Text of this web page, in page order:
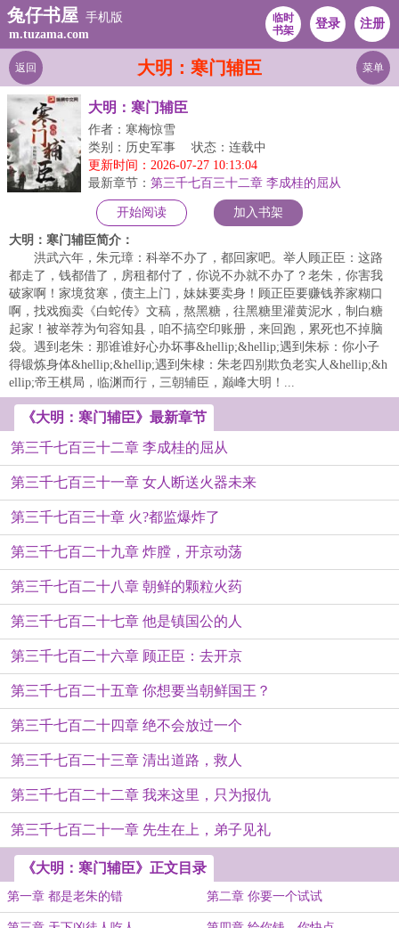
兔仔书屋 手机版
m.tuzama.com
临时
书架
登录 注册
大明：寒门辅臣
返回 菜单
大明：寒门辅臣
作者：寒梅惊雪
类别：历史军事
状态：连载中
更新时间：2026-07-27 10:13:04
最新章节： 第三千七百三十二章 李成桂的屈从
开始阅读 加入书架
大明：寒门辅臣简介：
洪武六年，朱元璋：科举不办了，都回家吧。举人顾正臣：这路
都走了，钱都借了，房租都付了，你说不办就不办了？老朱，你害我
破家啊！家境贫寒，债主上门，妹妹要卖身！顾正臣要赚钱养家糊口
啊，找戏痴卖《白蛇传》文稿，熬黑糖，往黑糖里灌黄泥水，制白糖
起家！被举荐为句容知县，咱不搞空印账册，来回跑，累死也不掉脑
袋。遇到老朱：那谁谁好心办坏事&hellip;&hellip;遇到朱标：你小子
得锻炼身体&hellip;&hellip;遇到朱棣：朱老四别欺负老实人&hellip;&h
ellip;帝王棋局，临渊而行，三朝辅臣，巅峰大明！...
《大明：寒门辅臣》最新章节
第三千七百三十二章 李成桂的屈从
第三千七百三十一章 女人断送火器未来
第三千七百三十章 火?都监爆炸了
第三千七百二十九章 炸膛，开京动荡
第三千七百二十八章 朝鲜的颗粒火药
第三千七百二十七章 他是镇国公的人
第三千七百二十六章 顾正臣：去开京
第三千七百二十五章 你想要当朝鲜国王？
第三千七百二十四章 绝不会放过一个
第三千七百二十三章 清出道路，救人
第三千七百二十二章 我来这里，只为报仇
第三千七百二十一章 先生在上，弟子见礼
《大明：寒门辅臣》正文目录
第一章 都是老朱的错 第二章 你要一个试试